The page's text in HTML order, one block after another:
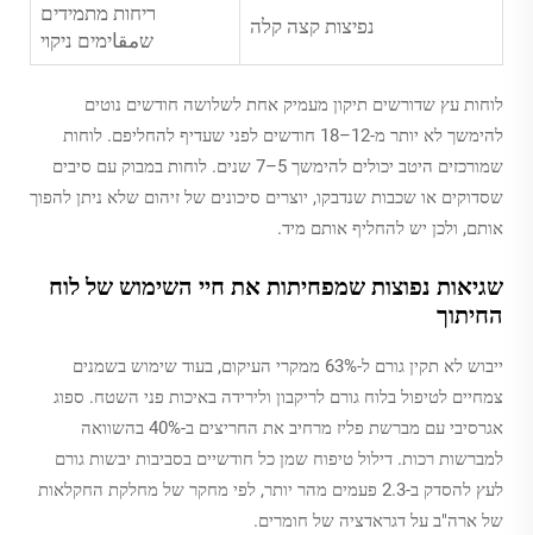
נפיצות קצה קלה
ריחות מתמידים
שمقاימים ניקוי
לוחות עץ שדורשים תיקון מעמיק אחת לשלושה חודשים נוטים
להימשך לא יותר מ-12–18 חודשים לפני שעדיף להחליפם. לוחות
שמורכזים היטב יכולים להימשך 5–7 שנים. לוחות במבוק עם סיבים
שסדוקים או שכבות שנדבקו, יוצרים סיכונים של זיהום שלא ניתן להפוך
אותם, ולכן יש להחליף אותם מיד.
שגיאות נפוצות שמפחיתות את חיי השימוש של לוח
החיתוך
ייבוש לא תקין גורם ל-63% ממקרי העיקום, בעוד שימוש בשמנים
צמחיים לטיפול בלוח גורם לריקבון ולירידה באיכות פני השטח. ספוג
אגרסיבי עם מברשת פליז מרחיב את החריצים ב-40% בהשוואה
למברשות רכות. דילול טיפוח שמן כל חודשיים בסביבות יבשות גורם
לעץ להסדק ב-2.3 פעמים מהר יותר, לפי מחקר של מחלקת החקלאות
של ארה"ב על דגראדציה של חומרים.